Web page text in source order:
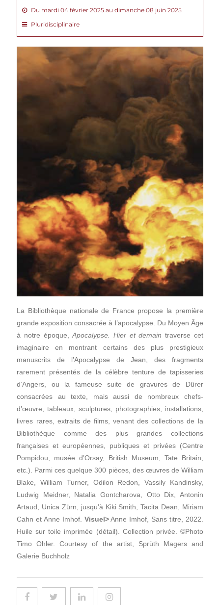
Du mardi 04 février 2025 au dimanche 08 juin 2025
Pluridisciplinaire
La Bibliothèque nationale de France propose la première
grande exposition consacrée à l’apocalypse. Du Moyen Âge
à notre époque,Apocalypse. Hier et demain traverse cet
imaginaire en montrant certains des plus prestigieux
manuscrits de l’Apocalypse de Jean, des fragments
rarement présentés de la célèbre tenture de tapisseries
d’Angers, ou la fameuse suite de gravures de Dürer
consacrées au texte, mais aussi de nombreux chefs-
d’œuvre, tableaux, sculptures, photographies, installations,
livres rares, extraits de films, venant des collections de la
Bibliothèque comme des plus grandes collections
françaises et européennes, publiques et privées (Centre
Pompidou, musée d’Orsay, British Museum, Tate Britain,
etc.). Parmi ces quelque 300 pièces, des œuvres de William
Blake, William Turner, Odilon Redon, Vassily Kandinsky,
Ludwig Meidner, Natalia Gontcharova, Otto Dix, Antonin
Artaud, Unica Zürn, jusqu’à Kiki Smith, Tacita Dean, Miriam
Cahn et Anne Imhof. Visuel>Anne Imhof, Sans titre, 2022.
Huile sur toile imprimée (détail). Collection privée. ©Photo
Timo Ohler. Courtesy of the artist, Sprüth Magers and
Galerie Buchholz